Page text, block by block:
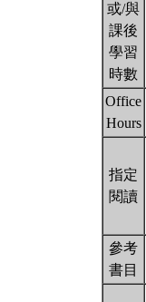
或/與
課後
學習
時數
Office
Hours
指定
閱讀
參考
書目